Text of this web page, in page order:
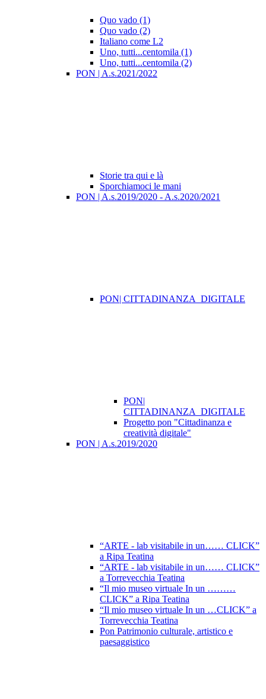
Quo vado (1)
Quo vado (2)
Italiano come L2
Uno, tutti...centomila (1)
Uno, tutti...centomila (2)
PON | A.s.2021/2022
Storie tra qui e là
Sporchiamoci le mani
PON | A.s.2019/2020 - A.s.2020/2021
PON| CITTADINANZA_DIGITALE
PON|
CITTADINANZA_DIGITALE
Progetto pon "Cittadinanza e
creatività digitale"
PON | A.s.2019/2020
“ARTE - lab visitabile in un…… CLICK”
a Ripa Teatina
“ARTE - lab visitabile in un…… CLICK”
a Torrevecchia Teatina
“Il mio museo virtuale In un ………
CLICK” a Ripa Teatina
“Il mio museo virtuale In un …CLICK” a
Torrevecchia Teatina
Pon Patrimonio culturale, artistico e
paesaggistico